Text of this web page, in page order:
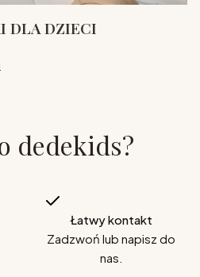
DLA DZIECI
dedekids?
Łatwy kontakt
Zadzwoń lub napisz do
nas.